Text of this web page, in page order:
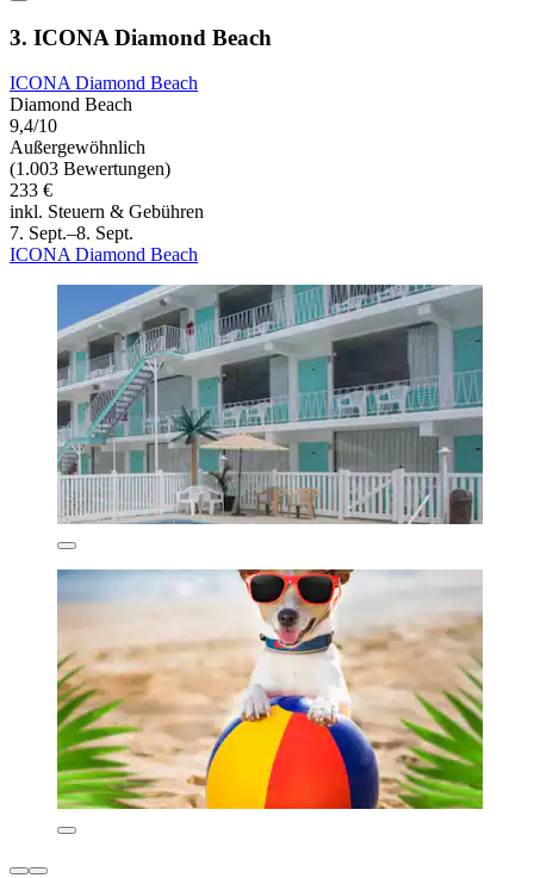
3. ICONA Diamond Beach
ICONA Diamond Beach
Diamond Beach
9,4/10
Außergewöhnlich
(1.003 Bewertungen)
233 €
inkl. Steuern & Gebühren
7. Sept.–8. Sept.
ICONA Diamond Beach